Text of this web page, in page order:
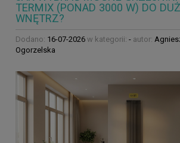
TERMIX (PONAD 3000 W) DO
WNĘTRZ?
Dodano: 16-07-2026 w kategorii: - autor:
Ogorzelska